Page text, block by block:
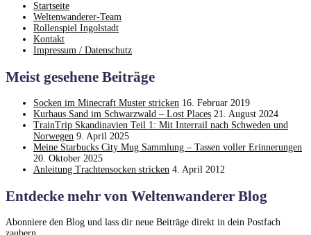
Startseite
Weltenwanderer-Team
Rollenspiel Ingolstadt
Kontakt
Impressum / Datenschutz
Meist gesehene Beiträge
Socken im Minecraft Muster stricken 16. Februar 2019
Kurhaus Sand im Schwarzwald – Lost Places 21. August 2024
TrainTrip Skandinavien Teil 1: Mit Interrail nach Schweden und
Norwegen 9. April 2025
Meine Starbucks City Mug Sammlung – Tassen voller Erinnerungen
20. Oktober 2025
Anleitung Trachtensocken stricken 4. April 2012
Entdecke mehr von Weltenwanderer Blog
Abonniere den Blog und lass dir neue Beiträge direkt in dein Postfach